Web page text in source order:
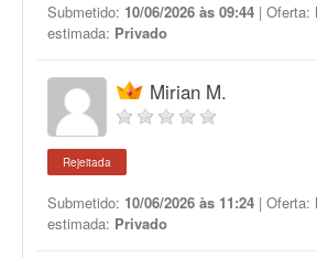
Submetido: 10/06/2026 às 09:44 | Oferta:
estimada: Privado
Mirian M.
Rejeitada
Submetido: 10/06/2026 às 11:24 | Oferta:
estimada: Privado